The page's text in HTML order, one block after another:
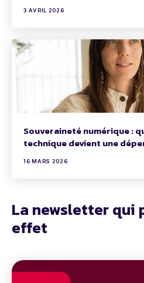
3 AVRIL 2026
Souveraineté numérique :
technique devient une
16 MARS 2026
La newsletter qui
effet